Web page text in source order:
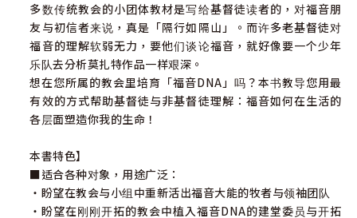
多数传统教会的小团体教材是写给基督徒读者的，对福音朋
友与初信者来说，真是「隔行如隔山」。而许多老基督徒对
福音的理解软弱无力，要他们谈论福音，就好像要一个少年
乐队去分析莫扎特作品一样艰深。
想在您所属的教会里培育「福音DNA」吗？本书教导您用最
有效的方式帮助基督徒与非基督徒理解：福音如何在生活的
各层面塑造你我的生命！
本書特色】
■适合各种对象，用途广泛：
‧盼望在教会与小组中重新活出福音大能的牧者与领袖团队
‧盼望在刚刚开拓的教会中植入福音DNA的建堂委员与开拓